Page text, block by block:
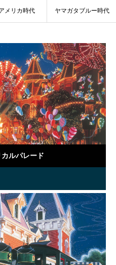
メリカ時代 ヤマガタブルー時代
ルパレード